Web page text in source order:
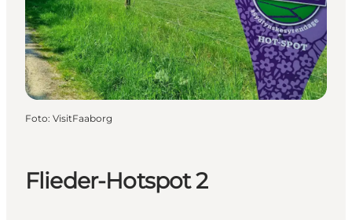
Flieder-Hotspot 2
Foto: VisitFaaborg